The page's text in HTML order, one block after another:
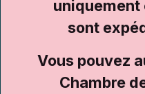
uniquement
sont
Vous pouvez
Chambre